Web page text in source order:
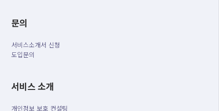
문의
서비스소개서 신청
도입문의
서비스 소개
개인정보 보호 컨설팅